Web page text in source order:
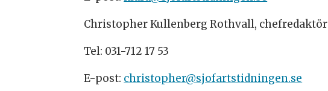
Christopher Kullenberg Rothvall, chefredaktör
Tel: 031-712 17 53
E-post: christopher@sjofartstidningen.se